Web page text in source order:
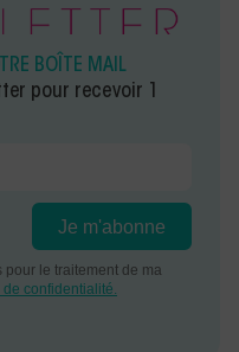
BOÎTE MAIL
pour recevoir 1